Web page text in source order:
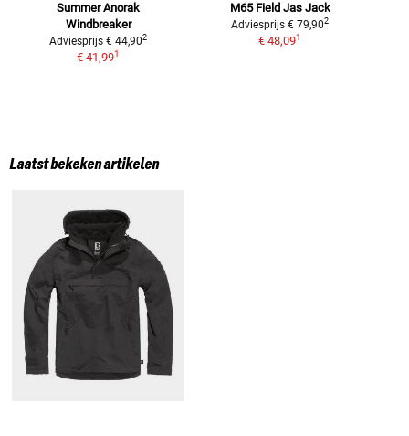
Summer Anorak
Windbreaker
Adviesprijs € 44,902
€ 41,991
M65 Field Jas Jack
Adviesprijs € 79,902
€ 48,091
Laatst bekeken artikelen